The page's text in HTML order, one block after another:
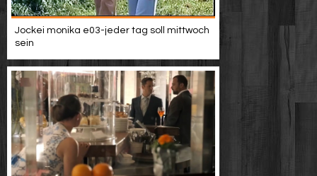
Jockei monika e03-jeder tag soll mittwoch
sein